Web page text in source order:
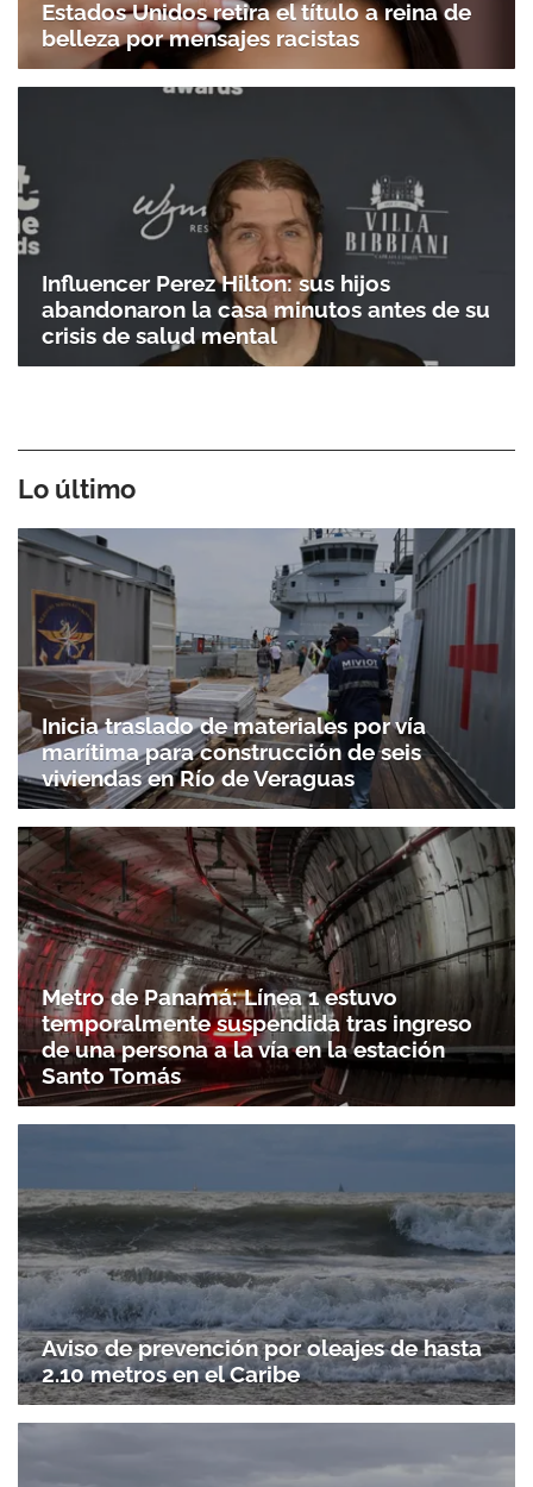
Estados Unidos retira el título a reina de
belleza por mensajes racistas
Influencer Perez Hilton: sus hijos
abandonaron la casa minutos antes de su
crisis de salud mental
Lo último
Inicia traslado de materiales por vía
marítima para construcción de seis
viviendas en Río de Veraguas
Metro de Panamá: Línea 1 estuvo
temporalmente suspendida tras ingreso
de una persona a la vía en la estación
Santo Tomás
Aviso de prevención por oleajes de hasta
2.10 metros en el Caribe